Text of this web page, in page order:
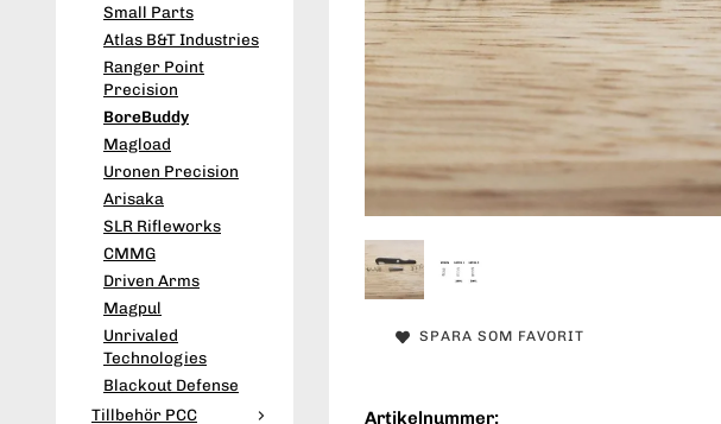
Small Parts
Atlas B&T Industries
Ranger Point
Precision
BoreBuddy
Magload
Uronen Precision
Arisaka
SLR Rifleworks
CMMG
Driven Arms
Magpul
Unrivaled
Technologies
Blackout Defense
Tillbehör PCC
SPARA SOM FAVORIT
Artikelnummer: